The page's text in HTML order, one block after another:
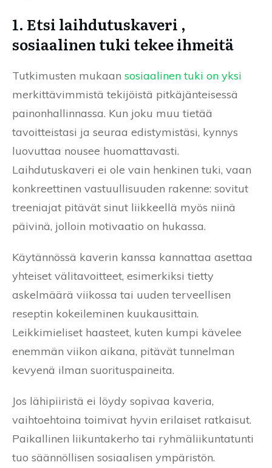
1. Etsi laihdutuskaveri ,
sosiaalinen tuki tekee ihmeitä
Tutkimusten mukaan sosiaalinen tuki on yksi
merkittävimmistä tekijöistä pitkäjänteisessä
painonhallinnassa. Kun joku muu tietää
tavoitteistasi ja seuraa edistymistäsi, kynnys
luovuttaa nousee huomattavasti.
Laihdutuskaveri ei ole vain henkinen tuki, vaan
konkreettinen vastuullisuuden rakenne: sovitut
treeniajat pitävät sinut liikkeellä myös niinä
päivinä, jolloin motivaatio on hukassa.
Käytännössä kaverin kanssa kannattaa asettaa
yhteiset välitavoitteet, esimerkiksi tietty
askelmäärä viikossa tai uuden terveellisen
reseptin kokeileminen kuukausittain.
Leikkimieliset haasteet, kuten kumpi kävelee
enemmän viikon aikana, pitävät tunnelman
kevyenä ilman suorituspaineita.
Jos lähipiiristä ei löydy sopivaa kaveria,
vaihtoehtoina toimivat hyvin erilaiset ratkaisut.
Paikallinen liikuntakerho tai ryhmäliikuntatunti
tuo säännöllisen sosiaalisen ympäristön.